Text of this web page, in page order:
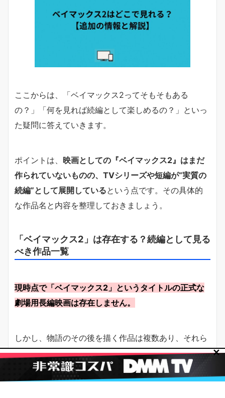
ここからは、「ベイマックス2ってそもそもある
の？」「何を見れば続編として楽しめるの？」といっ
た疑問に答えていきます。
ポイントは、 映画としての『ベイマックス2』はまだ
作られていないものの、TVシリーズや短編が“実質の
続編”として展開しているという点です。その具体的
な作品名と内容を整理しておきましょう。
「ベイマックス2」は存在する？続編として見る
べき作品一覧
現時点で「ベイマックス2」というタイトルの正式な
劇場用長編映画は存在しません。
しかし、物語のその後を描く作品は複数あり、それら
を組み合わせて視聴することで、結果的に「ベイマッ
クス2以降」を楽しむことができます。
✕